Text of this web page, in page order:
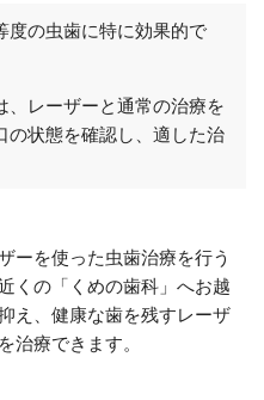
度の虫歯に特に効果的で
、レーザーと通常の治療を
の状態を確認し、適した治
ーを使った虫歯治療を行う
くの「くめの歯科」へお越
え、健康な歯を残すレーザ
治療できます。